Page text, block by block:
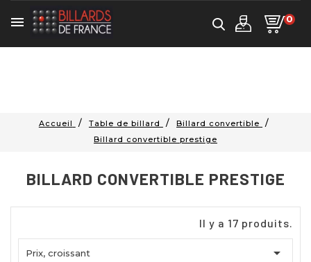
 0
Accueil Table de billard
Billard convertible
Billard convertible prestige
BILLARD CONVERTIBLE PRESTIGE
Il y a 17 produits.
Prix, croissant 